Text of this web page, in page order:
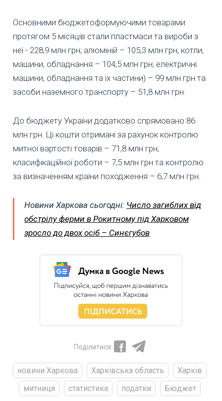
Основними бюджетоформуючими товарами
протягом 5 місяців стали пластмаси та вироби з
неї - 228,9 млн грн; алюміній – 105,3 млн грн; котли,
машини, обладнання – 104,5 млн грн; електричні
машини, обладнання та їх частини) – 99 млн грн та
засоби наземного транспорту – 51,8 млн грн.
До бюджету України додатково спрямовано 86
млн грн. Ці кошти отримані за рахунок контролю
митної вартості товарів – 71,8 млн грн;
класифікаційної роботи – 7,5 млн грн та контролю
за визначенням країни походження – 6,7 млн грн.
Новини Харкова сьогодні: Число загиблих від
обстрілу ферми в Рокитному під Харковом
зросло до двох осіб – Синєгубов
Поділитися
новини Харкова Харківська область
Харків
митниця
статистика податки Бюджет